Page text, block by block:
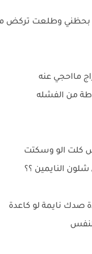
بحظني وطلعت تركض
مااحجي عنه
من الفشله
كلت الو وسكتت
النايمين ؟؟
صدك نايمة لو كاعدة